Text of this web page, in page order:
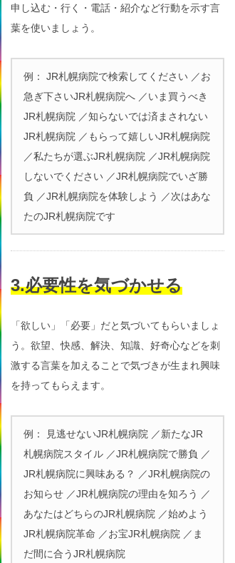
申し込む・行く・電話・紹介など行動を示す言
葉を使いましょう。
例： JR札幌病院で検索してください ／お
急ぎ下さいJR札幌病院へ ／いま買うべき
JR札幌病院 ／知らないでは済まされない
JR札幌病院 ／もらって嬉しいJR札幌病院
／私たちが選ぶJR札幌病院 ／JR札幌病院
しないでください ／JR札幌病院でいざ勝
負 ／JR札幌病院を体験しよう ／次はあな
たのJR札幌病院です
3.必要性を気づかせる
「欲しい」「必要」だと気づいてもらいましょ
う。欲望、快感、解決、知識、好奇心などを刺
激する言葉を加えることで気づきが生まれ興味
を持ってもらえます。
例： 見逃せないJR札幌病院 ／新たなJR
札幌病院スタイル ／JR札幌病院で勝負 ／
JR札幌病院に興味ある？ ／JR札幌病院の
お知らせ ／JR札幌病院の理由を知ろう ／
あなたはどちらのJR札幌病院 ／始めよう
JR札幌病院革命 ／お宝JR札幌病院 ／ま
だ間に合うJR札幌病院